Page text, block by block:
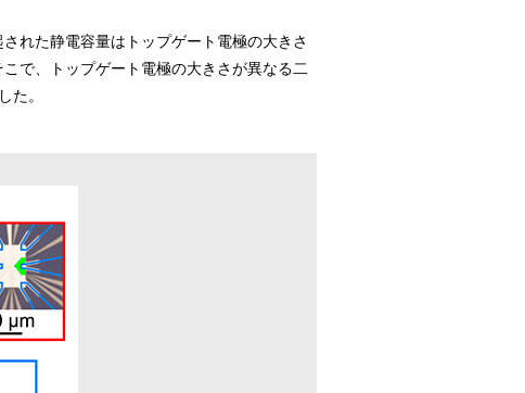
れた静電容量はトップゲート電極の大きさ
で、トップゲート電極の大きさが異なる二
た。